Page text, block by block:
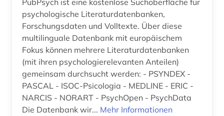
PubPsych ist eine kostenlose Suchoberfläche für
psychologische Literaturdatenbanken,
Forschungsdaten und Volltexte. Über diese
multilinguale Datenbank mit europäischem
Fokus können mehrere Literaturdatenbanken
(mit ihren psychologierelevanten Anteilen)
gemeinsam durchsucht werden: - PSYNDEX -
PASCAL - ISOC-Psicologia - MEDLINE - ERIC -
NARCIS - NORART - PsychOpen - PsychData
Die Datenbank wir... Mehr Informationen